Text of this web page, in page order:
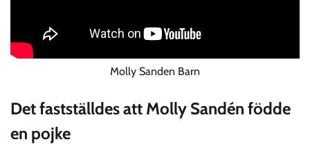
Molly Sanden Barn
Det fastställdes att Molly Sandén födde
en pojke